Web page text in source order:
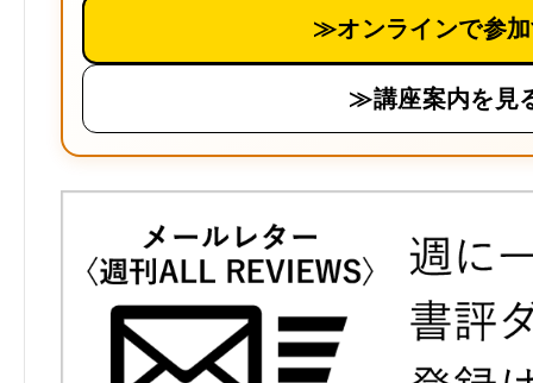
≫オンラインで参
≫講座案内を見